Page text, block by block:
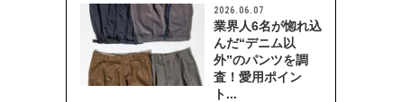
2026.06.07
業界人6名が惚れ込
んだ“デニム以
外”のパンツを調
査！愛用ポイン
ト...